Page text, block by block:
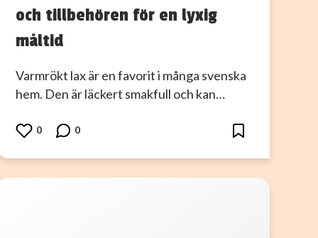
och tillbehören för en lyxig
måltid
Varmrökt lax är en favorit i många svenska
hem. Den är läckert smakfull och kan…
0 0